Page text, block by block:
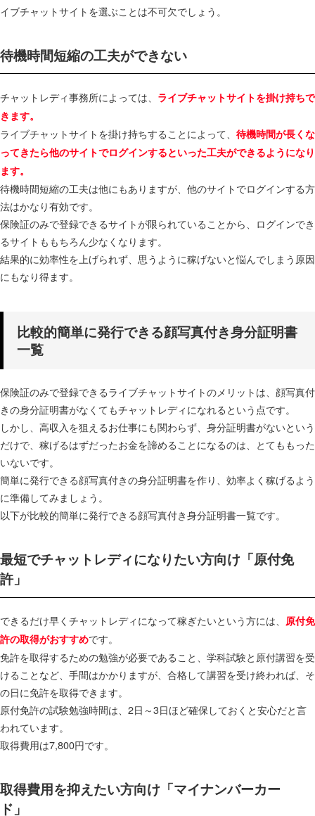
イブチャットサイトを選ぶことは不可欠でしょう。
待機時間短縮の工夫ができない
チャットレディ事務所によっては、 ライブチャットサイトを掛け持ちで
きます。
ライブチャットサイトを掛け持ちすることによって、 待機時間が長くな
ってきたら他のサイトでログインするといった工夫ができるようになり
ます。
待機時間短縮の工夫は他にもありますが、他のサイトでログインする方
法はかなり有効です。
保険証のみで登録できるサイトが限られていることから、ログインでき
るサイトももちろん少なくなります。
結果的に効率性を上げられず、思うように稼げないと悩んでしまう原因
にもなり得ます。
比較的簡単に発行できる顔写真付き身分証明書
一覧
保険証のみで登録できるライブチャットサイトのメリットは、顔写真付
きの身分証明書がなくてもチャットレディになれるという点です。
しかし、高収入を狙えるお仕事にも関わらず、身分証明書がないという
だけで、稼げるはずだったお金を諦めることになるのは、とてももった
いないです。
簡単に発行できる顔写真付きの身分証明書を作り、効率よく稼げるよう
に準備してみましょう。
以下が比較的簡単に発行できる顔写真付き身分証明書一覧です。
最短でチャットレディになりたい方向け「原付免
許」
できるだけ早くチャットレディになって稼ぎたいという方には、 原付免
許の取得がおすすめです。
免許を取得するための勉強が必要であること、学科試験と原付講習を受
けることなど、手間はかかりますが、合格して講習を受け終われば、そ
の日に免許を取得できます。
原付免許の試験勉強時間は、2日～3日ほど確保しておくと安心だと言
われています。
取得費用は7,800円です。
取得費用を抑えたい方向け「マイナンバーカー
ド」